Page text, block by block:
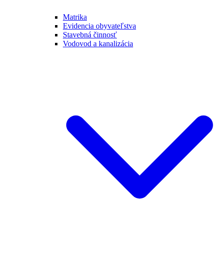
Matrika
Evidencia obyvateľstva
Stavebná činnosť
Vodovod a kanalizácia